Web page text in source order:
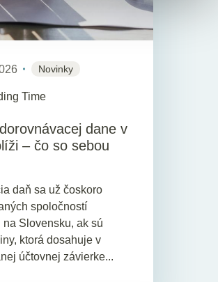
Novinky
Time
dane v
– čo so sebou
daň sa už čoskoro
spoločností
Slovensku, ak sú
ktorá dosahuje v
účtovnej závierke...